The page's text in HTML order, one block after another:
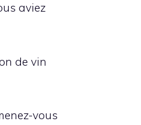
aviez
de vin
vous